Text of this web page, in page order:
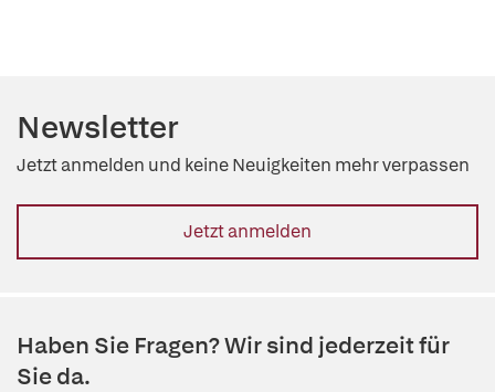
Newsletter
Jetzt anmelden und keine Neuigkeiten mehr verpassen
Jetzt anmelden
Haben Sie Fragen? Wir sind jederzeit für
Sie da.